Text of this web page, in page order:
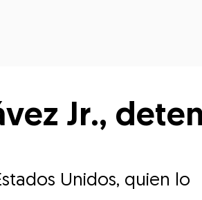
Jr.,
Unidos, quien lo